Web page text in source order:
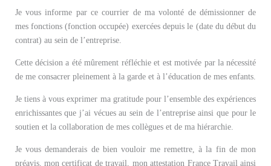
Je vous informe par ce courrier de ma volonté de démissionner de
mes fonctions (fonction occupée) exercées depuis le (date du début du
contrat) au sein de l’entreprise.
Cette décision a été mûrement réfléchie et est motivée par la nécessité
de me consacrer pleinement à la garde et à l’éducation de mes enfants.
Je tiens à vous exprimer ma gratitude pour l’ensemble des expériences
enrichissantes que j’ai vécues au sein de l’entreprise ainsi que pour le
soutien et la collaboration de mes collègues et de ma hiérarchie.
Je vous demanderais de bien vouloir me remettre, à la fin de mon
préavis, mon certificat de travail, mon attestation France Travail ainsi